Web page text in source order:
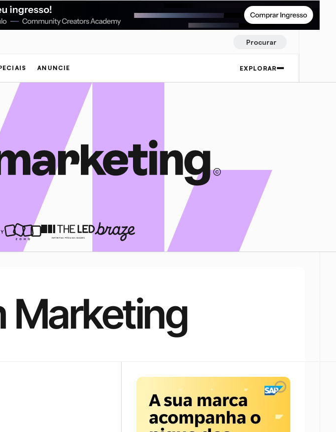
Procurar
ANUNCIE EXPLORAR
Marketing